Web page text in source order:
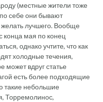
(местные жители тоже
себе они бывают
желать лучшего. Вообще
конца мая по конец
однако учтите, что как
холодные течения,
может вдруг статье
есть более подходящие
такие небольшие
Торремолинос,